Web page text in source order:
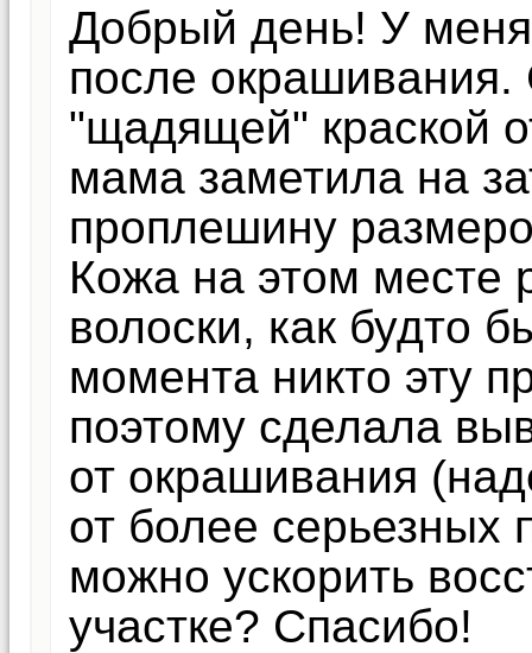
Добрый день! У
после окрашивания.
"щадящей" краской
мама заметила на
проплешину
Кожа на этом месте
волоски, как будто
момента никто эту
поэтому сделала
от окрашивания
от более серьезных
можно ускорить
участке? Спасибо!